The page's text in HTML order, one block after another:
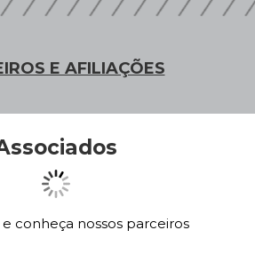
E AFILIAÇÕES
conheça nossos parceiros